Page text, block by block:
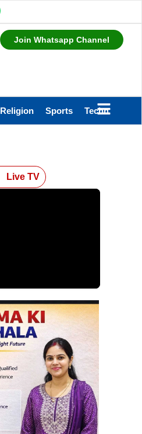
Join Whatsapp Channel
Religion Sports Technology
Live TV